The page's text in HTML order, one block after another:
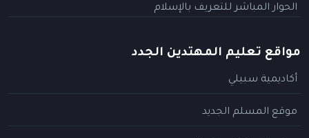
الحوار المباشر للتعريف بالإسلام
مواقع تعليم المهتدين الجدد
أكاديمية سبيلي
موقع المسلم الجديد